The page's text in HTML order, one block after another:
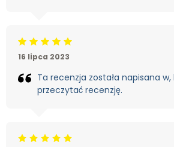
Beoordeling: 5/5
16 lipca 2023
Ta recenzja została napisana w,
przeczytać recenzję.
Beoordeling: 5/5